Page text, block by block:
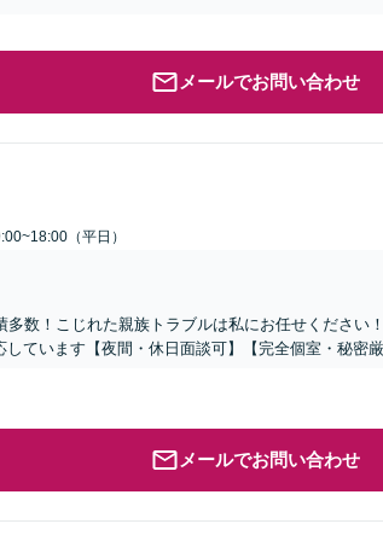
メールでお問い合わせ
（平日）
数！こじれた親族トラブルは私にお任せください
ています【夜間・休日面談可】【完全個室・秘密厳
メールでお問い合わせ